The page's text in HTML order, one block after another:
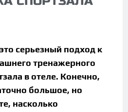
серьезный подход к
тренажерного
в отеле. Конечно,
большое, но
насколько